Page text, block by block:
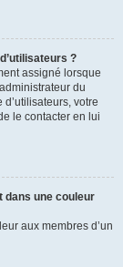
?
assigné lorsque
du
votre
le contacter en lui
dans une couleur
aux membres d’un